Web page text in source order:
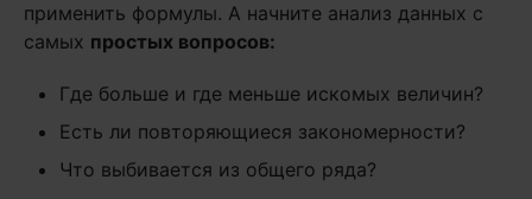
применить формулы. А начните анализ данных с
самых простых вопросов:
Где больше и где меньше искомых величин?
Есть ли повторяющиеся закономерности?
Что выбивается из общего ряда?